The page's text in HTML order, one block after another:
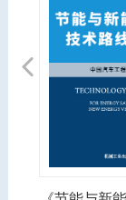
Previous